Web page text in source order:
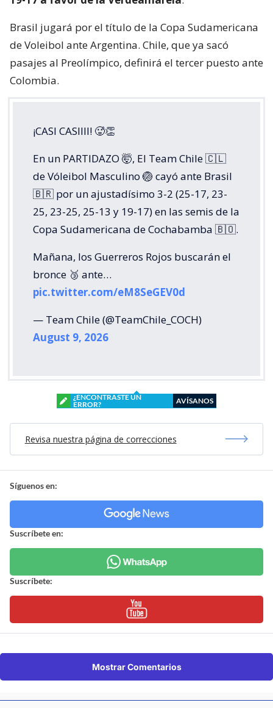
Brasil jugará por el título de la Copa Sudamericana
de Voleibol ante Argentina. Chile, que ya sacó
pasajes al Preolímpico, definirá el tercer puesto ante
Colombia.
¡CASI CASIIII! 🥵👏
En un PARTIDAZO 🤯, El Team Chile 🇨🇱
de Vóleibol Masculino 🏐 cayó ante Brasil
🇧🇷 por un ajustadísimo 3-2 (25-17, 23-
25, 23-25, 25-13 y 19-17) en las semis de la
Copa Sudamericana de Cochabamba 🇧🇴.
Mañana, los Guerreros Rojos buscarán el
bronce 🥉 ante…
pic.twitter.com/eM8SeGEV0d
— Team Chile (@TeamChile_COCH)
August 9, 2026
¿ENCONTRASTE UN
ERROR?
AVÍSANOS
Revisa nuestra página de correcciones
Síguenos en:
Suscríbete en:
Suscríbete:
Mostrar Comentarios